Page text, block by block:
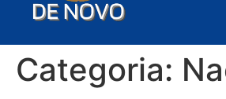
Categoria: